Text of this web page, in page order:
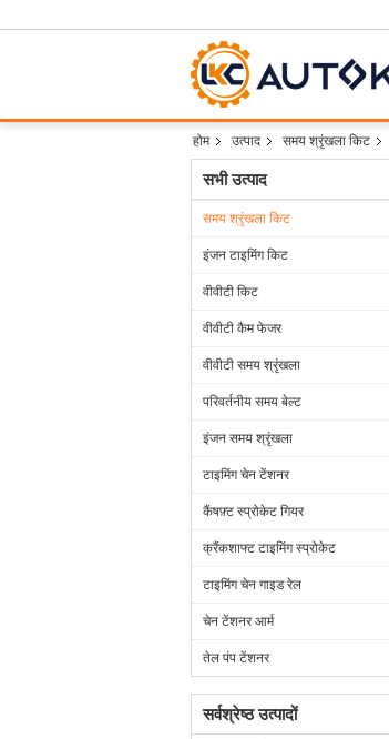
होम उत्पाद समय श्रृंखला किट
सभी उत्पाद
समय श्रृंखला किट
इंजन टाइमिंग किट
वीवीटी किट
वीवीटी कैम फेजर
वीवीटी समय श्रृंखला
परिवर्तनीय समय बेल्ट
इंजन समय श्रृंखला
टाइमिंग चेन टेंशनर
कैंषफ़्ट स्प्रोकेट गियर
क्रैंकशाफ्ट टाइमिंग स्प्रोकेट
टाइमिंग चेन गाइड रेल
चेन टेंशनर आर्म
तेल पंप टेंशनर
सर्वश्रेष्ठ उत्पादों